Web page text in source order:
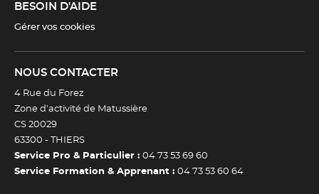
Taille 34 à 60
Couleur(s)
BESOIN D'AIDE
Gérer vos cookies
NOUS CONTACTER
4 Rue du Forez
Zone d’activité de Matussière
CS 20029
63300 - THIERS
Service Pro & Particulier : 04 73 53 69 60
Service Formation & Apprenant : 04 73 53 60 64